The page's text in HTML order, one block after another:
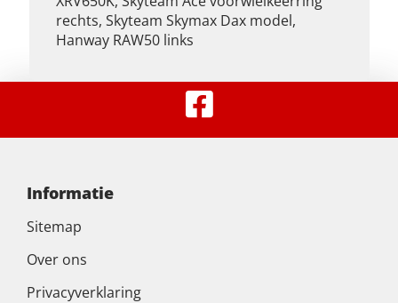
rechts, Skyteam Skymax Dax model,
Hanway RAW50 links
Informatie
Sitemap
Over ons
Privacyverklaring